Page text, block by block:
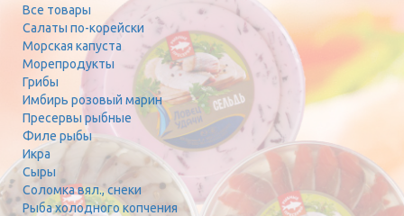
Все товары
Салаты по-корейски
Морская капуста
Морепродукты
Грибы
Имбирь розовый марин
Пресервы рыбные
Филе рыбы
Икра
Сыры
Соломка вял., снеки
Рыба холодного копчения